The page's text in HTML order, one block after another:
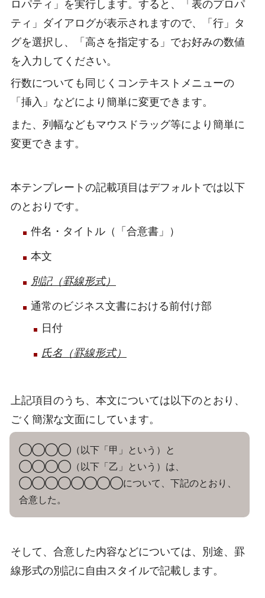
ロパティ」を実行します。すると、「表のプロパ
ティ」ダイアログが表示されますので、「行」タ
グを選択し、「高さを指定する」でお好みの数値
を入力してください。
行数についても同じくコンテキストメニューの
「挿入」などにより簡単に変更できます。
また、列幅などもマウスドラッグ等により簡単に
変更できます。
本テンプレートの記載項目はデフォルトでは以下
のとおりです。
件名・タイトル（「合意書」）
本文
別記（罫線形式）
通常のビジネス文書における前付け部
日付
氏名（罫線形式）
上記項目のうち、本文については以下のとおり、
ごく簡潔な文面にしています。
◯◯◯◯（以下「甲」という）と
◯◯◯◯（以下「乙」という）は、
◯◯◯◯◯◯◯◯について、下記のとおり、
合意した。
そして、合意した内容などについては、別途、罫
線形式の別記に自由スタイルで記載します。